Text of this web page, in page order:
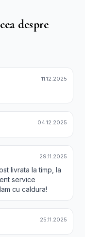
despre
11.12.2025
04.12.2025
29.11.2025
livrata la timp, la
service
cu caldura!
25.11.2025